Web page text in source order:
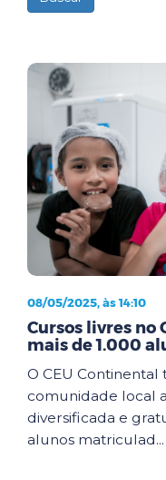
08/05/2025, às 14:10
Cursos livres no
mais de 1.000
O CEU
comunidade local
diversificada e
alunos matriculad...